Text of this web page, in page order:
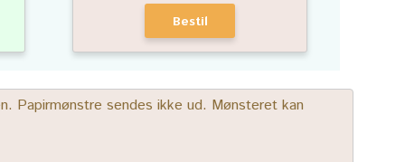
Bestil
Papirmønstre sendes ikke ud. Mønsteret kan